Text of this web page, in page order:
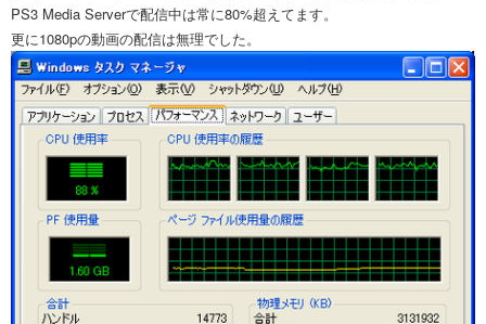
PS3 Media Serverで配信中は常に80%超えてます。
更に1080pの動画の配信は無理でした。